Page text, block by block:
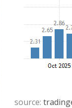
source: